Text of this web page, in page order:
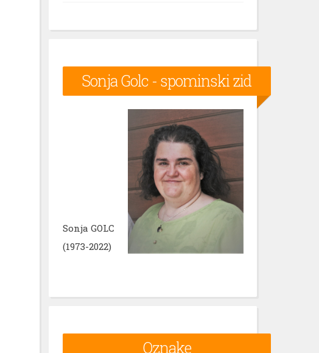
Sonja Golc - spominski zid
Sonja GOLC
(1973-2022)
Oznake